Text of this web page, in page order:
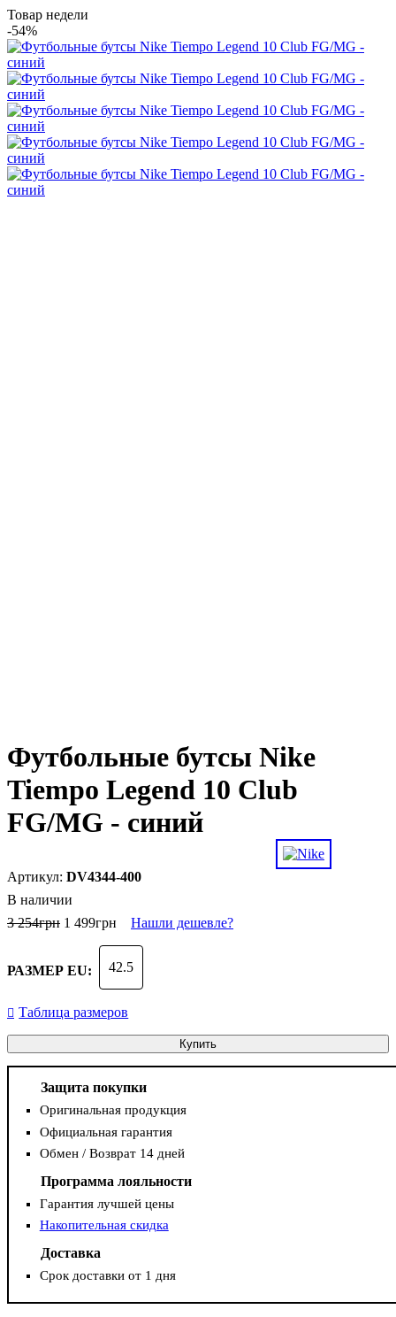
Товар недели
-54%
Футбольные бутсы Nike
Tiempo Legend 10 Club
FG/MG - синий
DV4344-400
В наличии
3 254грн 1 499грн Нашли дешевле?
РАЗМЕР EU: 42.5
Таблица размеров
Купить
Защита покупки
Оригинальная продукция
Официальная гарантия
Обмен / Возврат 14 дней
Программа лояльности
Гарантия лучшей цены
Накопительная скидка
Доставка
Срок доставки от 1 дня